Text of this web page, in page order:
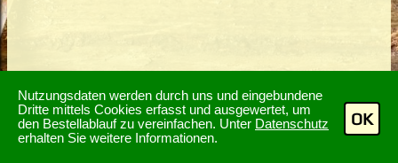
Nutzungsdaten werden durch uns und eingebundene
Dritte mittels Cookies erfasst und ausgewertet, um
den Bestellablauf zu vereinfachen. Unter Datenschutz
erhalten Sie weitere Informationen.
OK